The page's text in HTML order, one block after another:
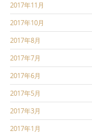
2017年11月
2017年10月
2017年8月
2017年7月
2017年6月
2017年5月
2017年3月
2017年1月